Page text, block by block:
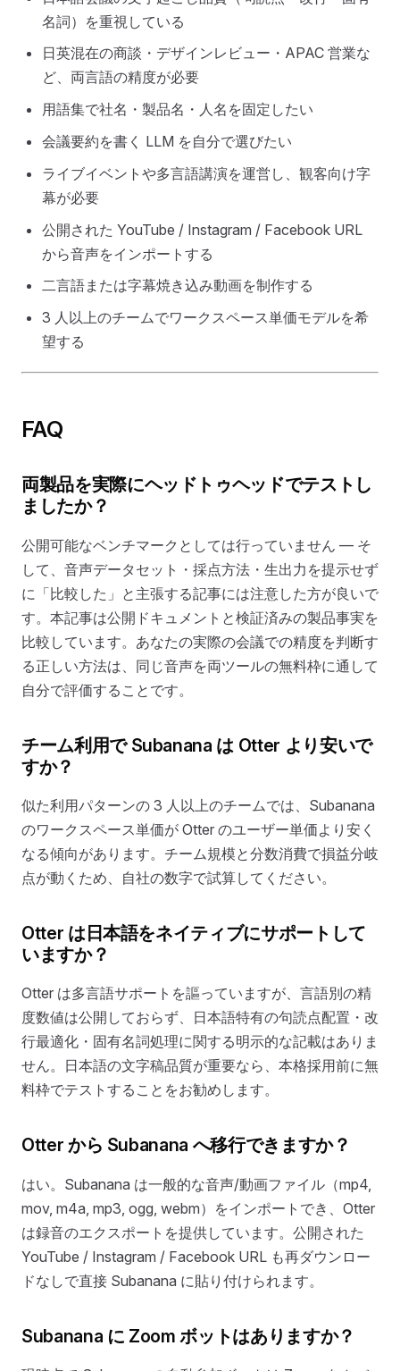
名詞）を重視している
日英混在の商談・デザインレビュー・APAC 営業な
ど、両言語の精度が必要
用語集で社名・製品名・人名を固定したい
会議要約を書く LLM を自分で選びたい
ライブイベントや多言語講演を運営し、観客向け字
幕が必要
公開された YouTube / Instagram / Facebook URL
から音声をインポートする
二言語または字幕焼き込み動画を制作する
3 人以上のチームでワークスペース単価モデルを希
望する
FAQ
両製品を実際にヘッドトゥヘッドでテストし
ましたか？
公開可能なベンチマークとしては行っていません — そ
して、音声データセット・採点方法・生出力を提示せず
に「比較した」と主張する記事には注意した方が良いで
す。本記事は公開ドキュメントと検証済みの製品事実を
比較しています。あなたの実際の会議での精度を判断す
る正しい方法は、同じ音声を両ツールの無料枠に通して
自分で評価することです。
チーム利用で Subanana は Otter より安いで
すか？
似た利用パターンの 3 人以上のチームでは、Subanana
のワークスペース単価が Otter のユーザー単価より安く
なる傾向があります。チーム規模と分数消費で損益分岐
点が動くため、自社の数字で試算してください。
Otter は日本語をネイティブにサポートして
いますか？
Otter は多言語サポートを謳っていますが、言語別の精
度数値は公開しておらず、日本語特有の句読点配置・改
行最適化・固有名詞処理に関する明示的な記載はありま
せん。日本語の文字稿品質が重要なら、本格採用前に無
料枠でテストすることをお勧めします。
Otter から Subanana へ移行できますか？
はい。Subanana は一般的な音声/動画ファイル（mp4,
mov, m4a, mp3, ogg, webm）をインポートでき、Otter
は録音のエクスポートを提供しています。公開された
YouTube / Instagram / Facebook URL も再ダウンロー
ドなしで直接 Subanana に貼り付けられます。
Subanana に Zoom ボットはありますか？